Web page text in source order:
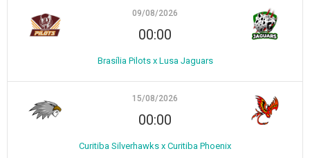
09/08/2026
00:00
Brasília Pilots x Lusa Jaguars
15/08/2026
00:00
Curitiba Silverhawks x Curitiba Phoenix